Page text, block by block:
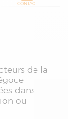
CONTACT
de la
dans
ou